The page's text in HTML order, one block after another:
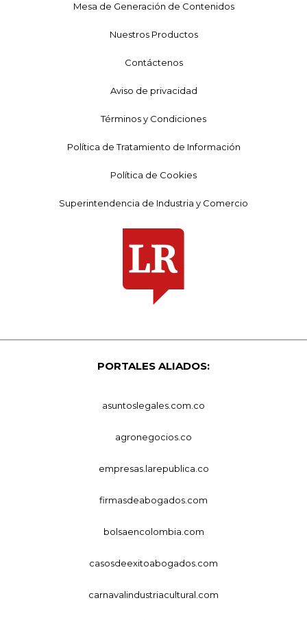
Mesa de Generación de Contenidos
Nuestros Productos
Contáctenos
Aviso de privacidad
Términos y Condiciones
Política de Tratamiento de Información
Política de Cookies
Superintendencia de Industria y Comercio
PORTALES ALIADOS:
asuntoslegales.com.co
agronegocios.co
empresas.larepublica.co
firmasdeabogados.com
bolsaencolombia.com
casosdeexitoabogados.com
carnavalindustriacultural.com